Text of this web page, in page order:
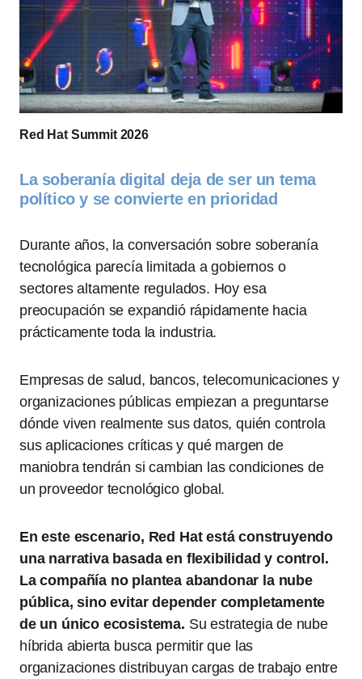
Red Hat Summit 2026
La soberanía digital deja de ser un tema
político y se convierte en prioridad
Durante años, la conversación sobre soberanía
tecnológica parecía limitada a gobiernos o
sectores altamente regulados. Hoy esa
preocupación se expandió rápidamente hacia
prácticamente toda la industria.
Empresas de salud, bancos, telecomunicaciones y
organizaciones públicas empiezan a preguntarse
dónde viven realmente sus datos, quién controla
sus aplicaciones críticas y qué margen de
maniobra tendrán si cambian las condiciones de
un proveedor tecnológico global.
En este escenario, Red Hat está construyendo
una narrativa basada en flexibilidad y control.
La compañía no plantea abandonar la nube
pública, sino evitar depender completamente
de un único ecosistema. Su estrategia de nube
híbrida abierta busca permitir que las
organizaciones distribuyan cargas de trabajo entre